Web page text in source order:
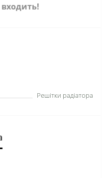
Решітки радіатора